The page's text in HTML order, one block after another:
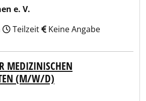
e. V.
Teilzeit Keine Angabe
MEDIZINISCHEN
(M/W/D)